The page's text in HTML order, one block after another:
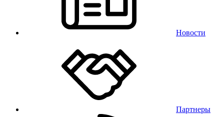
Новости
Партнеры